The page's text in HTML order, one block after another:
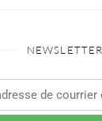
NEWSLETTER